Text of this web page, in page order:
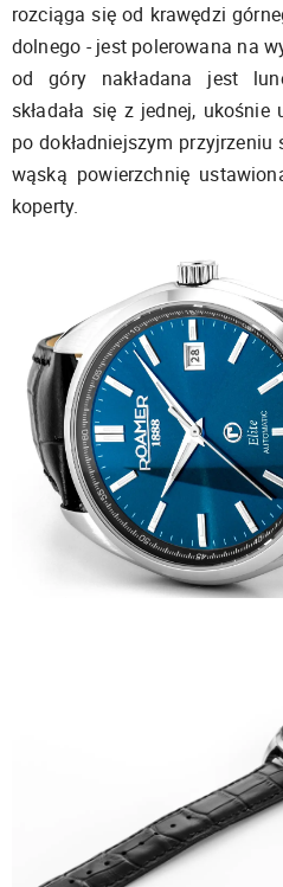
rozciąga się od krawędzi
dolnego - jest polerowana na
od góry nakładana jest
składała się z jednej, ukośnie
po dokładniejszym
wąską powierzchnię
koperty.